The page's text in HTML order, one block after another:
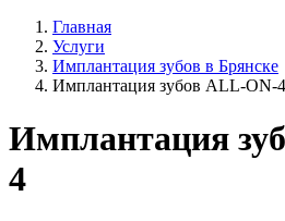
Главная
Услуги
Имплантация зубов в Брянске
Имплантация зубов ALL-ON-4
Имплантация
4